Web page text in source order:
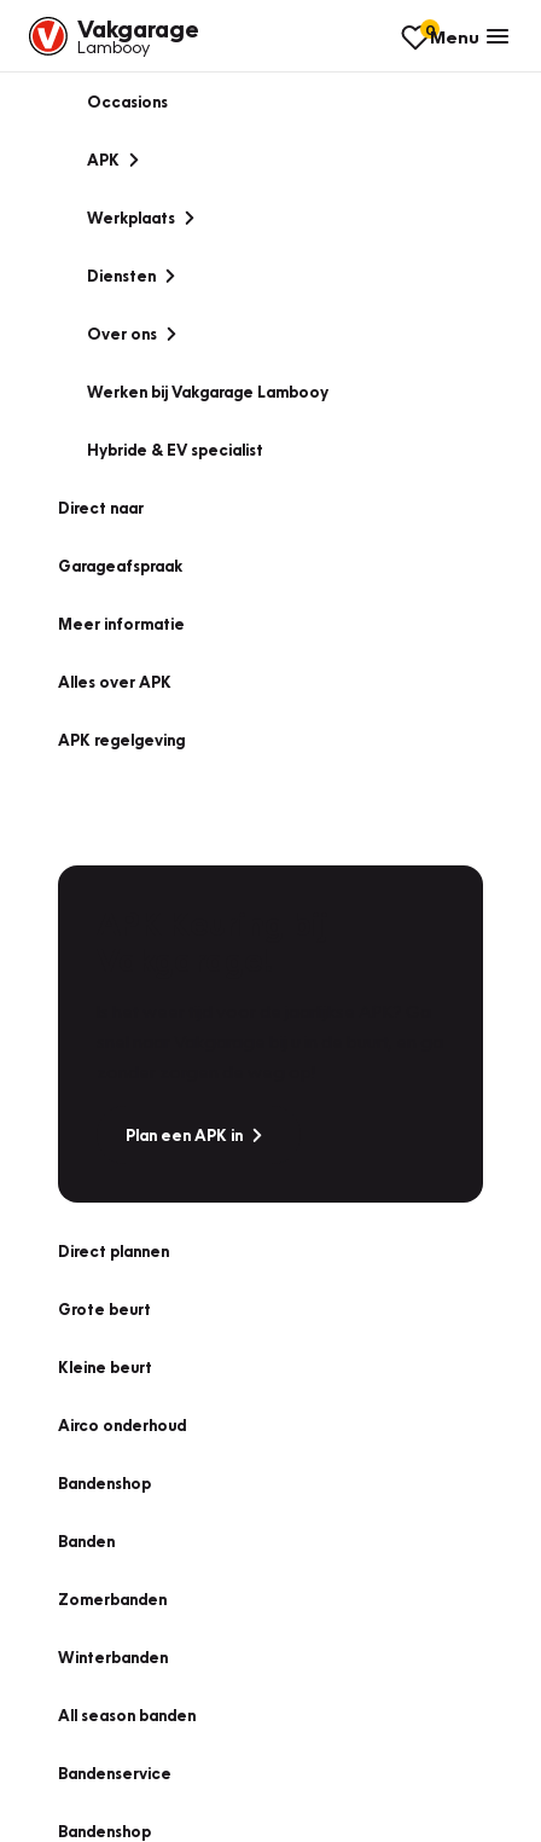
Vakgarage
Lambooy
0Menu
Occasions
APK
Werkplaats
Diensten
Over ons
Werken bij Vakgarage Lambooy
Hybride & EV specialist
Direct naar
Garageafspraak
Meer informatie
Alles over APK
APK regelgeving
Plan een APK in
Direct plannen
Grote beurt
Kleine beurt
Airco onderhoud
Bandenshop
Banden
Zomerbanden
Winterbanden
All season banden
Bandenservice
Bandenshop